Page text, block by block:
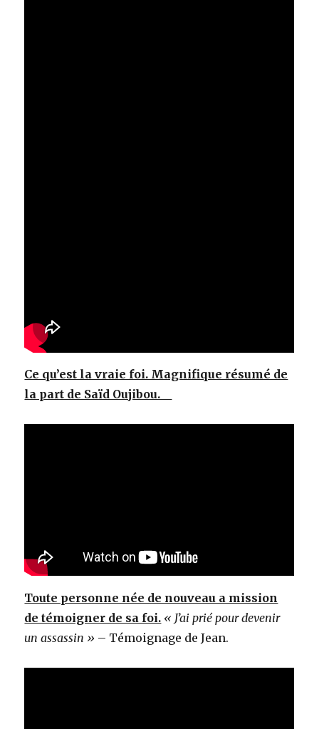
Ce qu’est la vraie foi. Magnifique résumé de
la part de Saïd Oujibou.
Toute personne née de nouveau a mission
de témoigner de sa foi. « J’ai prié pour devenir
un assassin » – Témoignage de Jean.